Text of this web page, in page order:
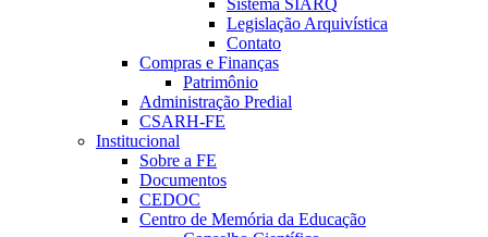
Sistema SIARQ
Legislação Arquivística
Contato
Compras e Finanças
Patrimônio
Administração Predial
CSARH-FE
Institucional
Sobre a FE
Documentos
CEDOC
Centro de Memória da Educação